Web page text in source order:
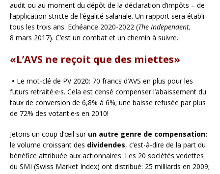
audit ou au moment du dépôt de la déclaration d’impôts – de
l’application stricte de l’égalité salariale. Un rapport sera établi
tous les trois ans. Echéance 2020-2022 (The Independent,
8 mars 2017). C’est un combat et un chemin à suivre.
«L’AVS ne reçoit que des miettes»
• Le mot-clé de PV 2020: 70 francs d’AVS en plus pour les
futurs retraité·e·s. Cela est censé compenser l’abaissement du
taux de conversion de 6,8% à 6%; une baisse refusée par plus
de 72% des votant·e·s en 2010!
Jetons un coup d’œil sur un autre genre de compensation:
le volume croissant des dividendes, c’est-à-dire de la part du
bénéfice attribuée aux actionnaires. Les 20 sociétés vedettes
du SMI (Swiss Market Index) ont distribué: 25 milliards en 2009;